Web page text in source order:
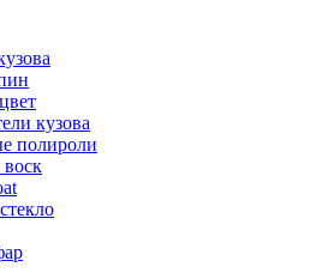
кузова
полироли